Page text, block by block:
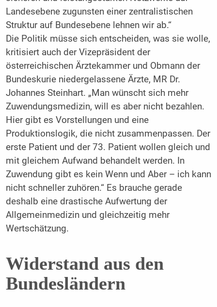
Landesebene zugunsten einer zentralistischen
Struktur auf Bundesebene lehnen wir ab.“
Die Politik müsse sich entscheiden, was sie wolle,
kritisiert auch der Vizepräsident der
österreichischen Ärztekammer und Obmann der
Bundeskurie niedergelassene Ärzte, MR Dr.
Johannes Steinhart. „Man wünscht sich mehr
Zuwendungsmedizin, will es aber nicht bezahlen.
Hier gibt es Vorstellungen und eine
Produktionslogik, die nicht zusammenpassen. Der
erste Patient und der 73. Patient wollen gleich und
mit gleichem Aufwand behandelt werden. In
Zuwendung gibt es kein Wenn und Aber – ich kann
nicht schneller zuhören.“ Es brauche gerade
deshalb eine drastische Aufwertung der
Allgemeinmedizin und gleichzeitig mehr
Wertschätzung.
Widerstand aus den
Bundesländern